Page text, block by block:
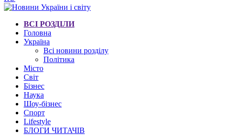
ВСІ РОЗДІЛИ
Головна
Україна
Всі новини розділу
Політика
Місто
Світ
Бізнес
Наука
Шоу-бізнес
Спорт
Lifestyle
БЛОГИ ЧИТАЧІВ